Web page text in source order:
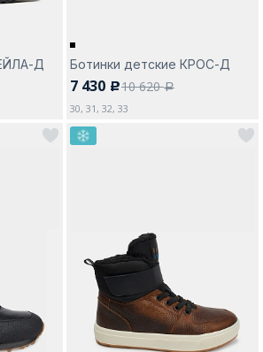
Д Ботинки детские КРОС-Д
7 430 c10 620a
30, 31, 32, 33